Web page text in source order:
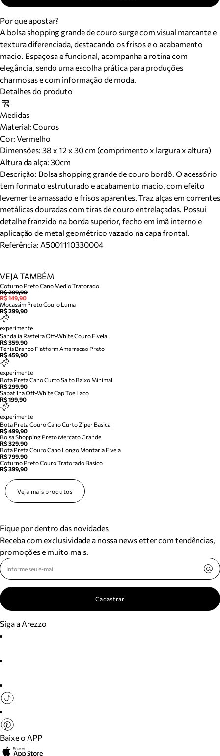
Por que apostar?
A bolsa shopping grande de couro surge com visual marcante e
textura diferenciada, destacando os frisos e o acabamento
macio. Espaçosa e funcional, acompanha a rotina com
elegância, sendo uma escolha prática para produções
charmosas e com informação de moda.
Detalhes do produto
Medidas
Material: Couros
Cor: Vermelho
Dimensões: 38 x 12 x 30 cm (comprimento x largura x altura)
Altura da alça: 30cm
Descrição: Bolsa shopping grande de couro bordô. O acessório
tem formato estruturado e acabamento macio, com efeito
levemente amassado e frisos aparentes. Traz alças em correntes
metálicas douradas com tiras de couro entrelaçadas. Possui
detalhe franzido na borda superior, fecho em ímã interno e
aplicação de metal geométrico vazado na capa frontal.
Referência: A5001110330004
VEJA TAMBÉM
Coturno Preto Cano Medio Tratorado
R$ 299,90
R$ 149,90
Mocassim Preto Couro Luma
R$ 299,90
experimente
Sandalia Rasteira Off-White Couro Fivela
R$ 359,90
Tenis Branco Flatform Amarracao Preto
R$ 459,90
experimente
Bota Preta Cano Curto Salto Baixo Minimal
R$ 299,90
Sapatilha Off-White Cap Toe Laco
R$ 199,90
experimente
Bota Preta Couro Cano Curto Ziper Basica
R$ 499,90
Bolsa Shopping Preto Mercato Grande
R$ 329,90
Bota Preta Couro Cano Longo Montaria Fivela
R$ 799,90
Coturno Preto Couro Tratorado Basico
R$ 399,90
Veja mais produtos
Fique por dentro das novidades
Receba com exclusividade a nossa newsletter com tendências,
promoções e muito mais.
Cadastrar
Siga a Arezzo
Baixe o APP